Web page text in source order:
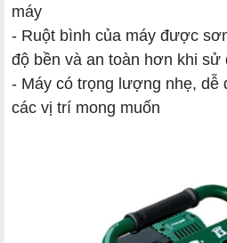
máy
- Ruột bình của máy được
độ bền và an toàn hơn khi sử
- Máy có trọng lượng nhẹ, dễ
các vị trí mong muốn